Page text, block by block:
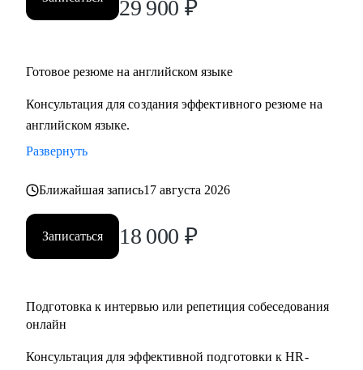
29 900 ₽
Готовое резюме на английском языке
Консультация для создания эффективного резюме на
английском языке.
Развернуть
Ближайшая запись17 августа 2026
Записаться 18 000 ₽
Подготовка к интервью или репетиция собеседования
онлайн
Консультация для эффективной подготовки к HR-